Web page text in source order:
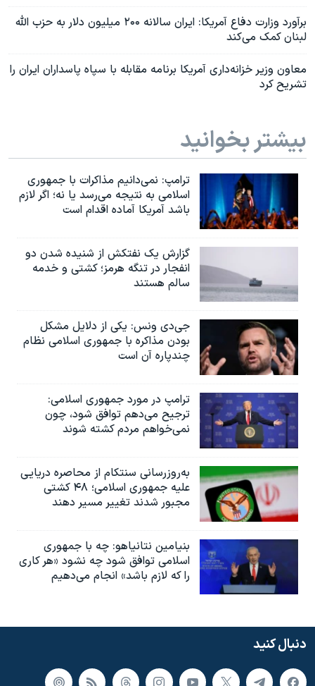
برآورد وزارت دفاع آمریکا: ایران سالانه ۲۰۰ میلیون دلار به حزب الله
لبنان کمک می‌کند
معاون وزیر خزانه‌داری آمریکا برنامه مقابله با سپاه پاسداران ایران را
تشریح کرد
بیشتر بخوانید
ترامپ: نمی‌دانیم مذاکرات با جمهوری
اسلامی به نتیجه می‌رسد یا نه؛ اگر لازم
باشد آمریکا آماده اقدام است
گزارش یک نفتکش از شنیده شدن دو
انفجار در تنگه هرمز؛ کشتی و خدمه
سالم هستند
جی‌دی ونس: یکی از دلایل مشکل
بودن مذاکره با جمهوری اسلامی نظام
چندپاره آن است
ترامپ در مورد جمهوری اسلامی:
ترجیح می‌دهم توافق شود، چون
نمی‌خواهم مردم کشته شوند
به‌روزرسانی سنتکام از محاصره دریایی
علیه جمهوری اسلامی؛ ۴۸ کشتی
مجبور شدند تغییر مسیر دهند
بنیامین نتانیاهو: چه با جمهوری
اسلامی توافق شود چه نشود «هر کاری
را که لازم باشد» انجام می‌دهیم
دنبال کنید